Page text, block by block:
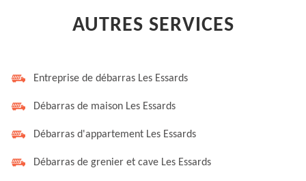
AUTRES SERVICES
Entreprise de débarras Les Essards
Débarras de maison Les Essards
Débarras d'appartement Les Essards
Débarras de grenier et cave Les Essards